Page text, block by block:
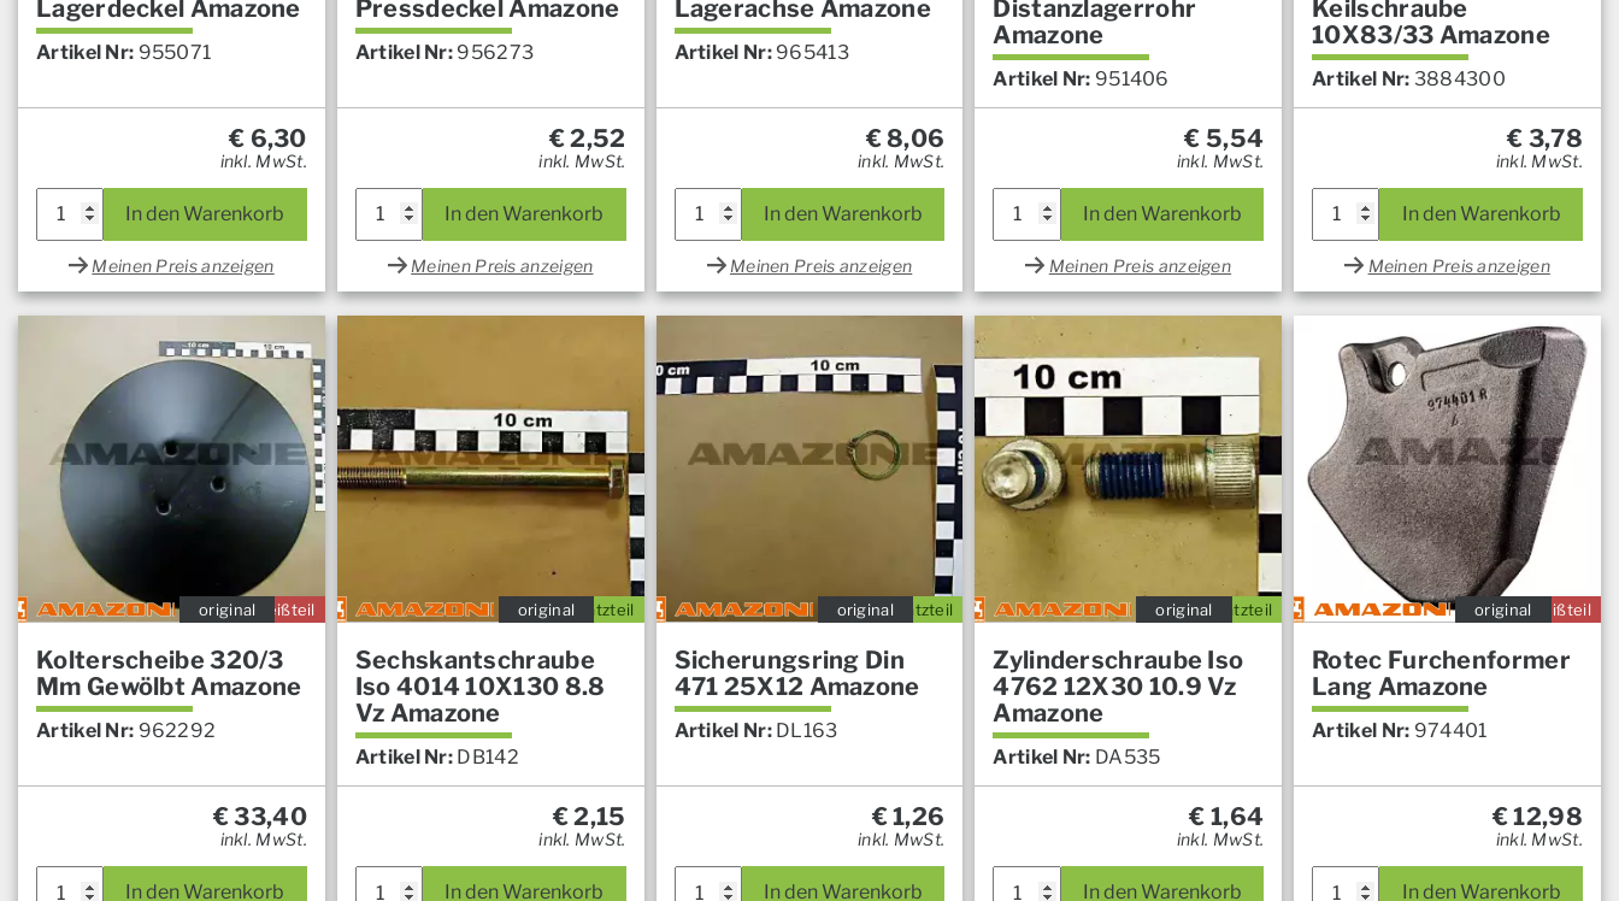
Lagerdeckel Amazone
Artikel Nr: 955071
€ 6,30
inkl. MwSt.
In den Warenkorb
Meinen Preis anzeigen
Pressdeckel Amazone
Artikel Nr: 956273
€2,52
inkl. MwSt.
In den Warenkorb
Meinen Preis anzeigen
Lagerachse Amazone
Artikel Nr: 965413
€8,06
inkl. MwSt.
In den Warenkorb
Meinen Preis anzeigen
Distanzlagerrohr
Amazone
Artikel Nr: 951406
€ 5,54
inkl. MwSt.
In den Warenkorb
Meinen Preis anzeigen
Keilschraube
10X83/33 Amazone
Artikel Nr: 3884300
€ 3,78
inkl. MwSt.
In den Warenkorb
Meinen Preis anzeigen
Verschleißteil
original
Kolterscheibe 320/3
Mm Gewölbt Amazone
Artikel Nr: 962292
€33,40
inkl. MwSt.
In den Warenkorb
Ersatzteil
original
Sechskantschraube
Iso 4014 10X130 8.8
Vz Amazone
Artikel Nr: DB142
€2,15
inkl. MwSt.
In den Warenkorb
Ersatzteil
original
Sicherungsring Din
471 25X12 Amazone
Artikel Nr: DL163
€1,26
inkl. MwSt.
In den Warenkorb
Ersatzteil
original
Zylinderschraube Iso
4762 12X30 10.9 Vz
Amazone
Artikel Nr: DA535
€ 1,64
inkl. MwSt.
In den Warenkorb
Verschleißteil
original
Rotec Furchenformer
Lang Amazone
Artikel Nr: 974401
€12,98
inkl. MwSt.
In den Warenkorb